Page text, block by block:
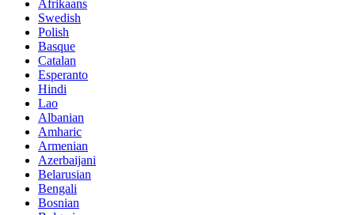
Afrikaans
Swedish
Polish
Basque
Catalan
Esperanto
Hindi
Lao
Albanian
Amharic
Armenian
Azerbaijani
Belarusian
Bengali
Bosnian